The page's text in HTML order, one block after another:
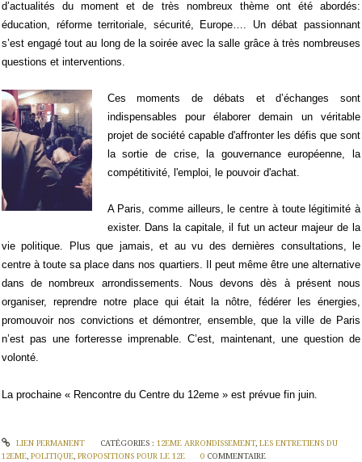
d’actualités du moment et de très nombreux thème ont été abordés:
éducation, réforme territoriale, sécurité, Europe…. Un débat passionnant
s’est engagé tout au long de la soirée avec la salle grâce à très nombreuses
questions et interventions.
Ces moments de débats et d’échanges sont
indispensables pour élaborer demain un véritable
projet de société capable d'affronter les défis que sont
la sortie de crise, la gouvernance européenne, la
compétitivité, l'emploi, le pouvoir d'achat.
A Paris, comme ailleurs, le centre à toute légitimité à
exister. Dans la capitale, il fut un acteur majeur de la
vie politique. Plus que jamais, et au vu des dernières consultations, le
centre à toute sa place dans nos quartiers. Il peut même être une alternative
dans de nombreux arrondissements. Nous devons dès à présent nous
organiser, reprendre notre place qui était la nôtre, fédérer les énergies,
promouvoir nos convictions et démontrer, ensemble, que la ville de Paris
n’est pas une forteresse imprenable. C’est, maintenant, une question de
volonté.
La prochaine « Rencontre du Centre du 12eme » est prévue fin juin.
LIEN PERMANENT CATÉGORIES : 12EME ARRONDISSEMENT, LES ENTRETIENS DU
12EME, POLITIQUE, PROPOSITIONS POUR LE 12E 0 COMMENTAIRE